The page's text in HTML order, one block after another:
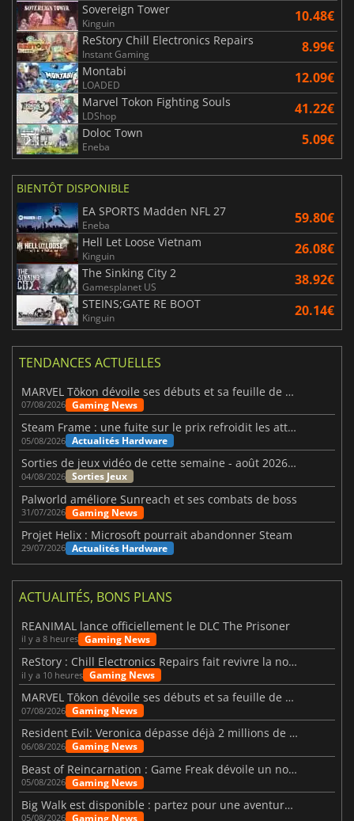
Sovereign Tower
Kinguin 10.48€
ReStory Chill Electronics Repairs
Instant Gaming 8.99€
Montabi
LOADED 12.09€
Marvel Tokon Fighting Souls
LDShop 41.22€
Doloc Town
Eneba 5.09€
BIENTÔT DISPONIBLE
EA SPORTS Madden NFL 27
Eneba 59.80€
Hell Let Loose Vietnam
Kinguin 26.08€
The Sinking City 2
Gamesplanet US 38.92€
STEINS;GATE RE BOOT
Kinguin 20.14€
TENDANCES ACTUELLES
MARVEL Tōkon dévoile ses débuts et sa feuille de route
07/08/2026 Gaming News
Steam Frame : une fuite sur le prix refroidit les attentes VR
05/08/2026 Actualités Hardware
Sorties de jeux vidéo de cette semaine - août 2026 (semaine 32)
04/08/2026 Sorties Jeux
Palworld améliore Sunreach et ses combats de boss
31/07/2026 Gaming News
Projet Helix : Microsoft pourrait abandonner Steam
29/07/2026 Actualités Hardware
ACTUALITÉS, BONS PLANS
REANIMAL lance officiellement le DLC The Prisoner
il y a 8 heures Gaming News
ReStory : Chill Electronics Repairs fait revivre la nostalgie des années 2000
il y a 10 heures Gaming News
MARVEL Tōkon dévoile ses débuts et sa feuille de route
07/08/2026 Gaming News
Resident Evil: Veronica dépasse déjà 2 millions de wishlists
06/08/2026 Gaming News
Beast of Reincarnation : Game Freak dévoile un nouveau pari
05/08/2026 Gaming News
Big Walk est disponible : partez pour une aventure entre amis
05/08/2026 Gaming News